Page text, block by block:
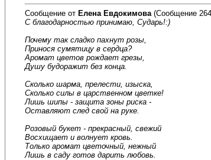
Сообщение от Елена Евдокимова (Сообщение
С благодарностью принимаю, Сударь!:)
Почему так сладко пахнут розы,
Принося сумятицу в сердца?
Аромат цветов рождает грезы,
Душу будоражит без конца.
Сколько шарма, прелести, изыска,
Сколько силы в царственном цветке!
Лишь шипы - защита зоны риска -
Оставляют след свой на руке.
Розовый букет - прекрасный, свежий
Восхищает и волнует кровь.
Только аромат цветочный, нежный
Лишь в саду готов дарить любовь.